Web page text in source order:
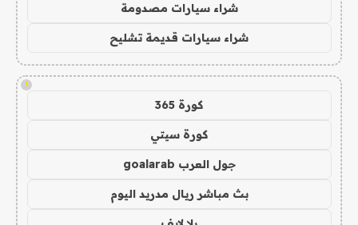
شراء سيارات مصدومة
شراء سيارات قديمة تشليح
!
كورة 365
كورة سيتي
جول العرب goalarab
بث مباشر ريال مدريد اليوم